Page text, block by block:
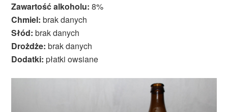
Zawartość alkoholu: 8%
Chmiel: brak danych
Słód: brak danych
Drożdże: brak danych
Dodatki: płatki owsiane